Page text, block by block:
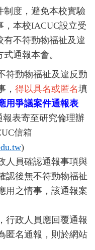
制度，避免本校實驗
，本校IACUC設立受
有不符動物福祉及違
通報本會。
符動物福祉及違反動
， 得以具名或匿名填
用爭議案件通報表
報表寄至研究倫理辦
信箱
)
人員確認通報事項與
認後無不符動物福祉
用之情事，該通報案
行政人員應回覆通報
匿名通報，則於網站